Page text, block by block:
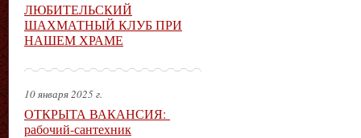
ЛЮБИТЕЛЬСКИЙ
ШАХМАТНЫЙ КЛУБ ПРИ
НАШЕМ ХРАМЕ
10 января 2025 г.
ОТКРЫТА ВАКАНСИЯ:
рабочий-сантехник